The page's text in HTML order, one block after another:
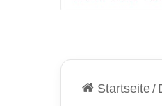
Startseite/